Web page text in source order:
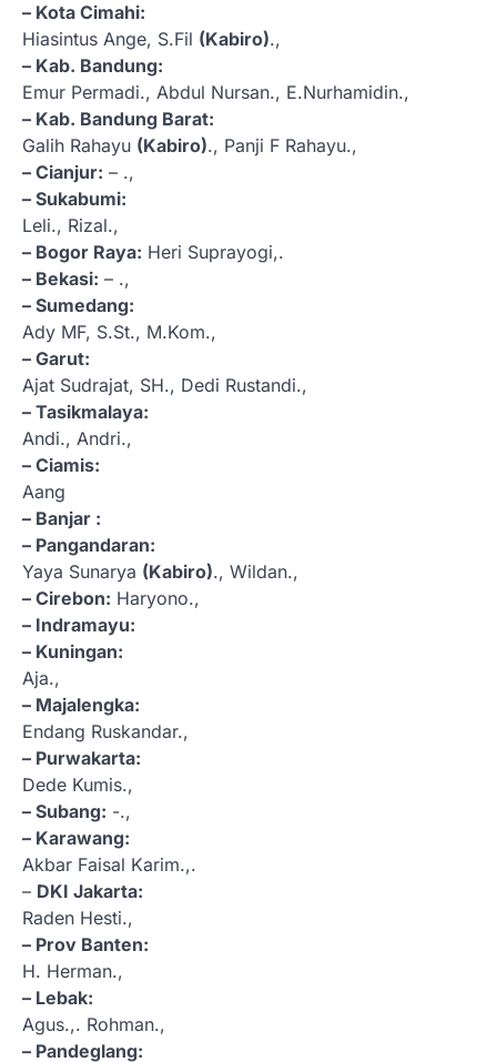
– Kota Cimahi:
Hiasintus Ange, S.Fil (Kabiro).,
– Kab. Bandung:
Emur Permadi., Abdul Nursan., E.Nurhamidin.,
– Kab. Bandung Barat:
Galih Rahayu (Kabiro)., Panji F Rahayu.,
– Cianjur: – .,
– Sukabumi:
Leli., Rizal.,
– Bogor Raya: Heri Suprayogi,.
– Bekasi: – .,
– Sumedang:
Ady MF, S.St., M.Kom.,
– Garut:
Ajat Sudrajat, SH., Dedi Rustandi.,
– Tasikmalaya:
Andi., Andri.,
– Ciamis:
Aang
– Banjar :
– Pangandaran:
Yaya Sunarya (Kabiro)., Wildan.,
– Cirebon: Haryono.,
– Indramayu:
– Kuningan:
Aja.,
– Majalengka:
Endang Ruskandar.,
– Purwakarta:
Dede Kumis.,
– Subang: -.,
– Karawang:
Akbar Faisal Karim.,.
– DKI Jakarta:
Raden Hesti.,
– Prov Banten:
H. Herman.,
– Lebak:
Agus.,. Rohman.,
– Pandeglang: